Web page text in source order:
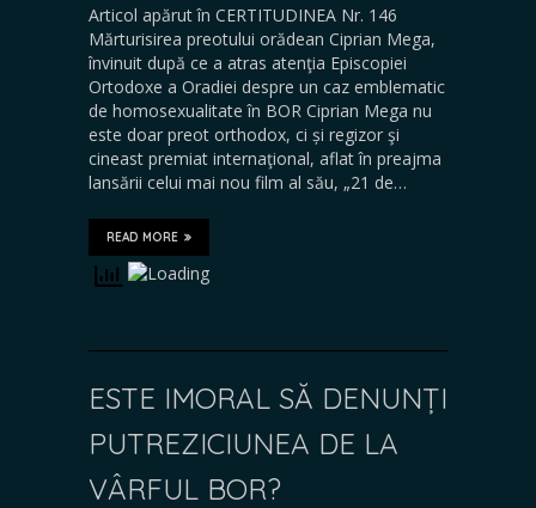
Articol apărut în CERTITUDINEA Nr. 146
Mărturisirea preotului orădean Ciprian Mega,
învinuit după ce a atras atenţia Episcopiei
Ortodoxe a Oradiei despre un caz emblematic
de homosexualitate în BOR Ciprian Mega nu
este doar preot orthodox, ci și regizor şi
cineast premiat internaţional, aflat în preajma
lansării celui mai nou film al său, „21 de…
READ MORE
ESTE IMORAL SĂ DENUNȚI
PUTREZICIUNEA DE LA
VÂRFUL BOR?